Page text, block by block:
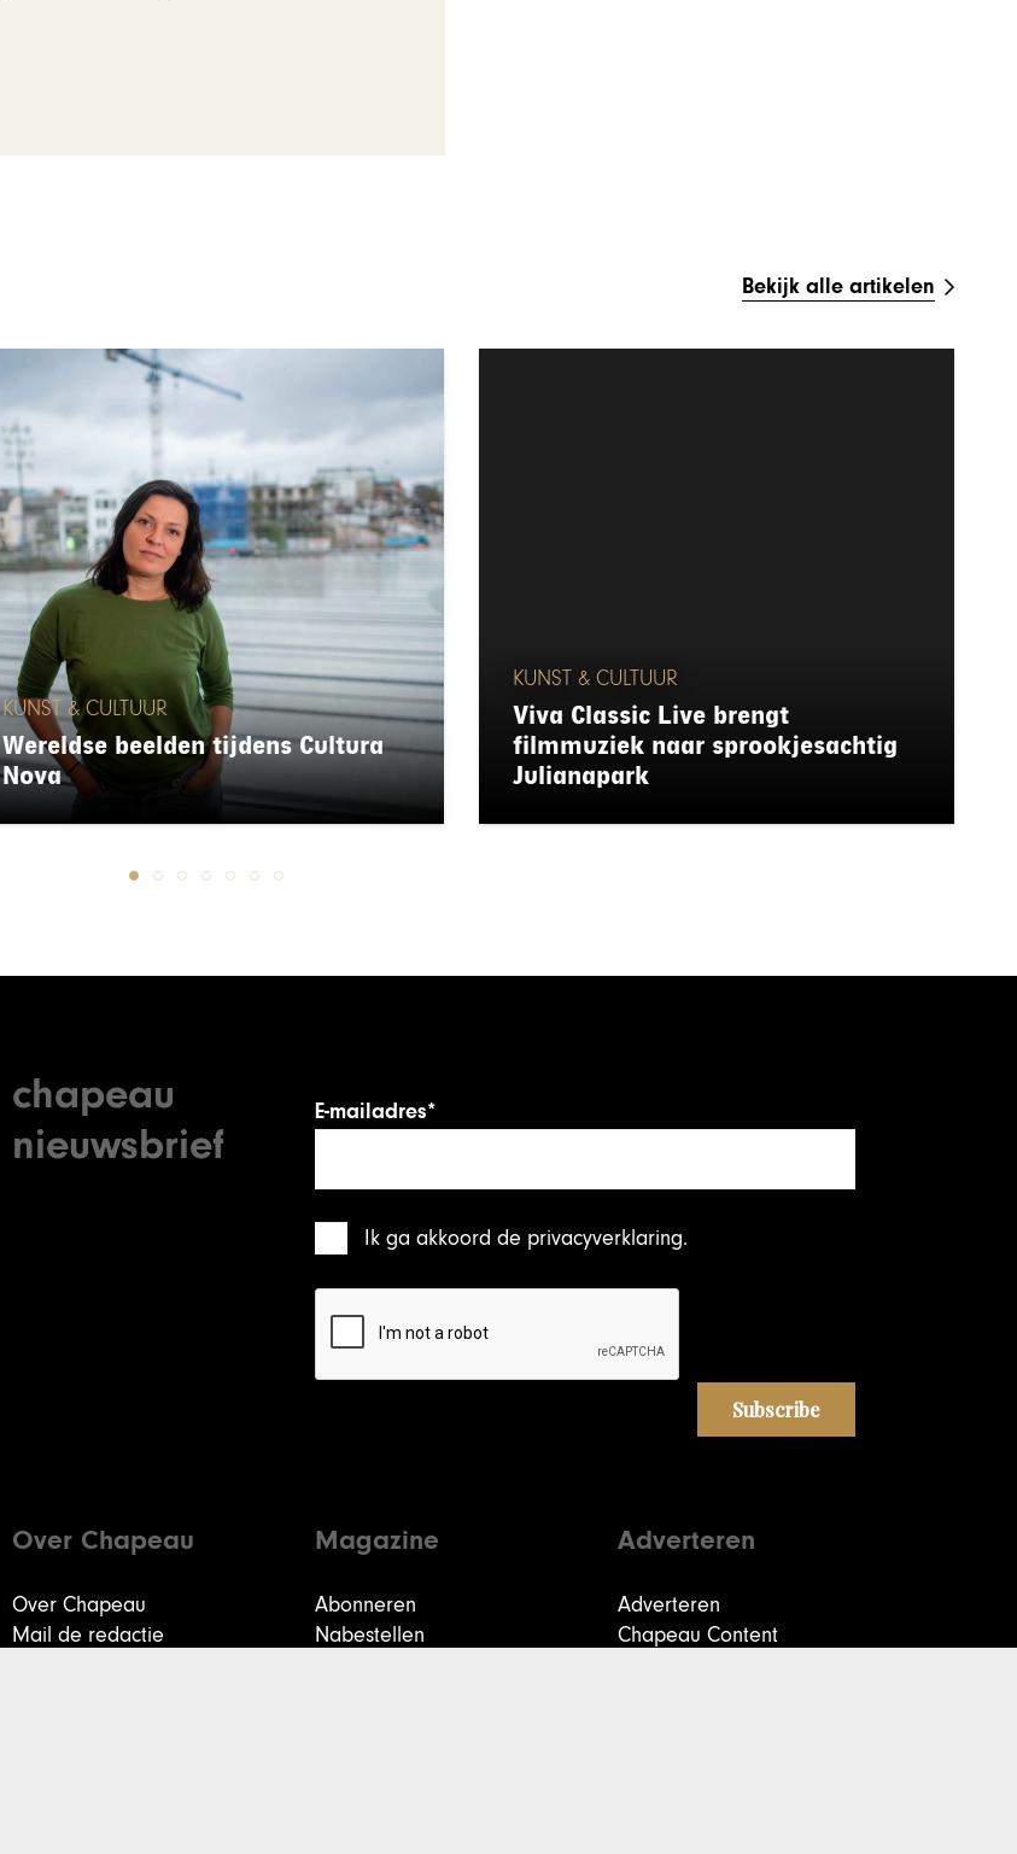
Bekijk alle artikelen
KUNST & CULTUUR
Wereldse beelden tijdens Cultura
Nova
KUNST & CULTUUR
Viva Classic Live brengt
filmmuziek naar sprookjesachtig
Julianapark
chapeau
nieuwsbrief
E-mailadres*
Ik ga akkoord de privacyverklaring.
Over Chapeau
Over Chapeau
Mail de redactie
Magazine
Abonneren
Nabestellen
Adverteren
Adverteren
Chapeau Content